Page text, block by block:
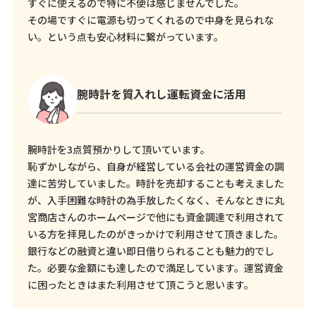
すぐに使えるので特に不便は感じませんでした。
その場ですぐに電源も切ってくれるので中身を見られな
い。という点も安心材料に繋がっています。
腕時計を質入れし運転資金に活用
腕時計を3点質預かりして頂いています。
恥ずかしながら、自身が経営している会社の運営資金の調
達に苦労していました。時計を売却することも考えました
が、入手困難な時計の為手放したくなく、そんなときに丸
宮商店さんのホームページで他にも資金調達で利用されて
いる方を拝見したのがきっかけで利用させて頂きました。
銀行などの融資と違い即日借りられることも魅力的でし
た。必要な金額にも達したので満足しています。運営資金
に困ったときはまた利用させて頂こうと思います。